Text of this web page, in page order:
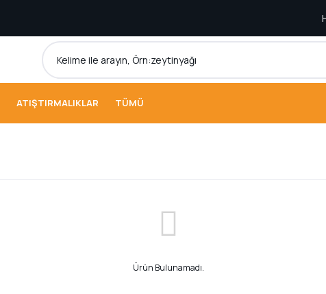
ATIŞTIRMALIKLAR TÜMÜ
Ürün Bulunamadı.